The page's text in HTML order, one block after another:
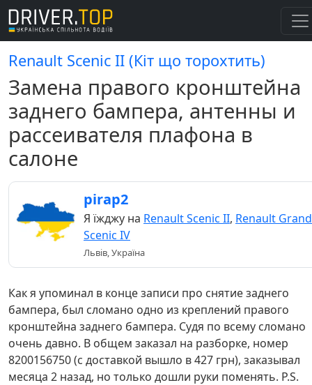
Renault Scenic II (Кіт що торохтить)
Замена правого кронштейна
заднего бампера, антенны и
рассеивателя плафона в
салоне
pirap2
Я їжджу на Renault Scenic II, Renault Grand
Scenic IV
Львів, Україна
Как я упоминал в конце записи про снятие заднего
бампера, был сломано одно из креплений правого
кронштейна заднего бампера. Судя по всему сломано
очень давно. В общем заказал на разборке, номер
8200156750 (с доставкой вышло в 427 грн), заказывал
месяца 2 назад, но только дошли руки поменять. P.S.